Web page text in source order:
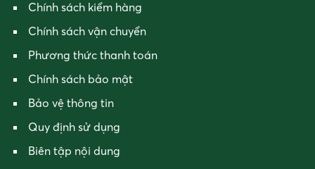
Chính sách kiểm hàng
Chính sách vận chuyển
Phương thức thanh toán
Chính sách bảo mật
Bảo vệ thông tin
Quy định sử dụng
Biên tập nội dung